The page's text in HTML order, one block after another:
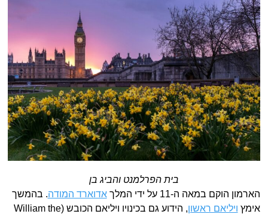
בית הפרלמנט והביג בן
הארמון הוקם במאה ה-11 על ידי המלך
אדוארד המודה. בהמשך
אימץ ויליאם ראשון
, הידוע גם בכינויו ויליאם הכובש (William the